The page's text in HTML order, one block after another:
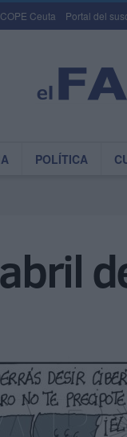
COPE Ceuta Portal del
POLÍTICA